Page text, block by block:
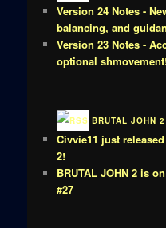
Version 24 Notes -
balancing, and
Version 23 Notes -
optional
BRUTAL JOHN
Civvie11 just
2!
BRUTAL JOHN 2 is
#27